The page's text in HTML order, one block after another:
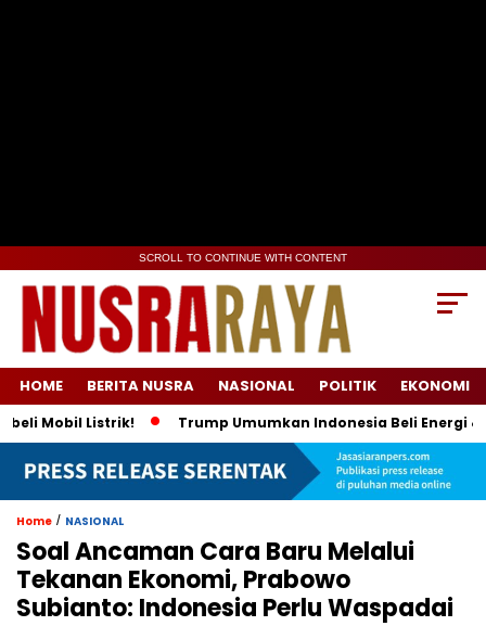
SCROLL TO CONTINUE WITH CONTENT
HOME BERITA NUSRA NASIONAL POLITIK EKONOMI
Listrik! Trump Umumkan Indonesia Beli Energi & 50
Home / NASIONAL
Soal Ancaman Cara Baru Melalui
Tekanan Ekonomi, Prabowo
Subianto: Indonesia Perlu Waspadai